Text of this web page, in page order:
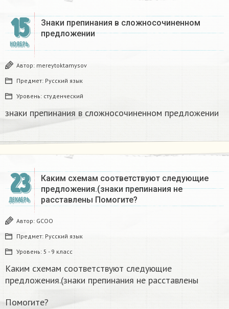
15
НОЯБРЬ
Знаки препинания в сложносочиненном
предложении​
Автор: mereytoktamysov
Предмет: Русский язык
Уровень: студенческий
знаки препинания в сложносочиненном предложении​
23
ДЕКАБРЬ
Каким схемам соответствуют следующие
предложения.(знаки препинания не
расставлены Помогите?
Автор: GCOO
Предмет: Русский язык
Уровень: 5 - 9 класс
Каким схемам соответствуют следующие
предложения.(знаки препинания не расставлены
Помогите?